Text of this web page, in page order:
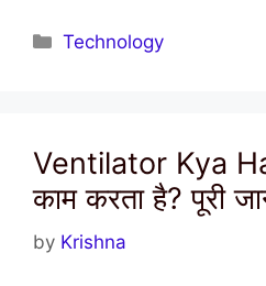
Categories
Technology
Ventilator Kya
काम करता है? पूरी
by Krishna